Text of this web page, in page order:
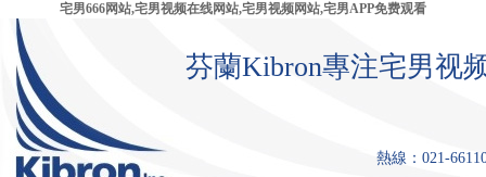
宅男666网站,宅男视频在线网站,宅男视频网站,宅男APP免费观看
芬蘭Kibron專注宅男视
熱線：021-